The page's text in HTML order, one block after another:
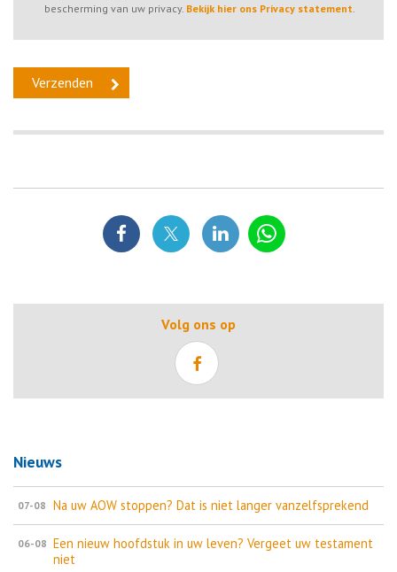
bescherming van uw privacy. Bekijk hier ons Privacy statement
Volg ons op
Nieuws
07-08 Na uw AOW stoppen? Dat is niet langer vanzelfsprekend
06-08 Een nieuw hoofdstuk in uw leven? Vergeet uw testament
niet